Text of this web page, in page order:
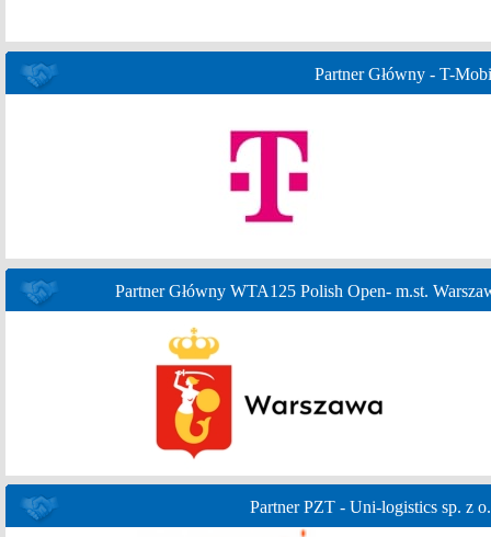
Partner Główny - T-
Partner Główny WTA125 Polish Open- m.st.
Partner PZT - Uni-logistics sp. z